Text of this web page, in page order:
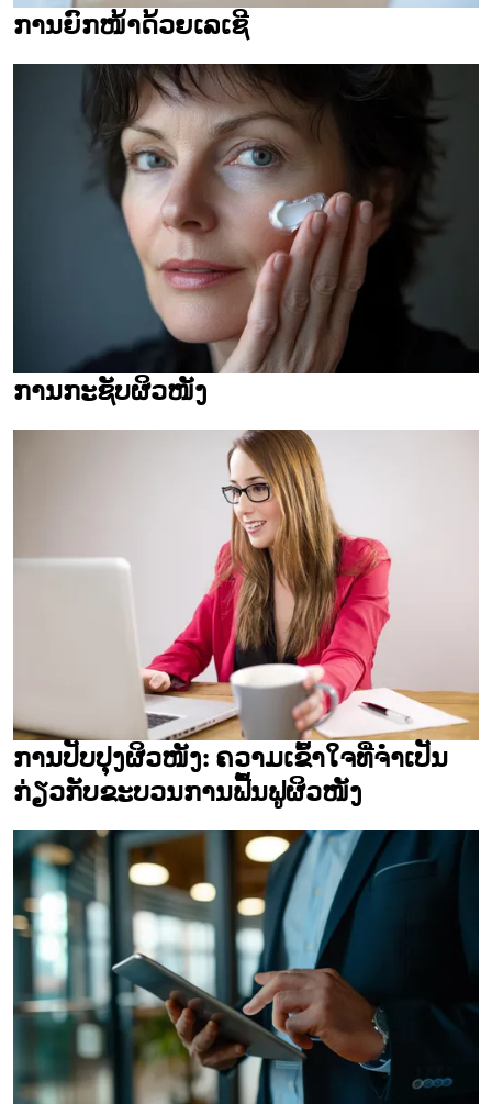
ການຍົກໜ້າດ້ວຍເລເຊີ
ການກະຊັບຜິວໜັງ
ການປັບປຸງຜິວໜັງ: ຄວາມເຂົ້າໃຈທີ່ຈຳເປັນ
ກ່ຽວກັບຂະບວນການຟື້ນຟູຜິວໜັງ